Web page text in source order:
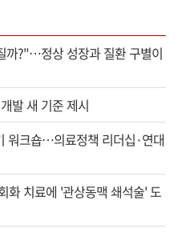
까?"…정상 성장과 질환 구별이
발 새 기준 제시
워크숍…의료정책 리더십·연대
화 치료에 '관상동맥 쇄석술' 도